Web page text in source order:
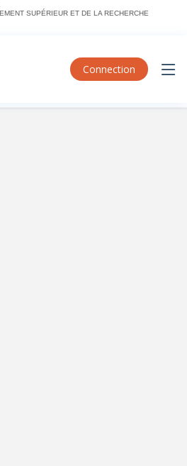
SUPÉRIEUR ET DE LA RECHERCHE
Connection